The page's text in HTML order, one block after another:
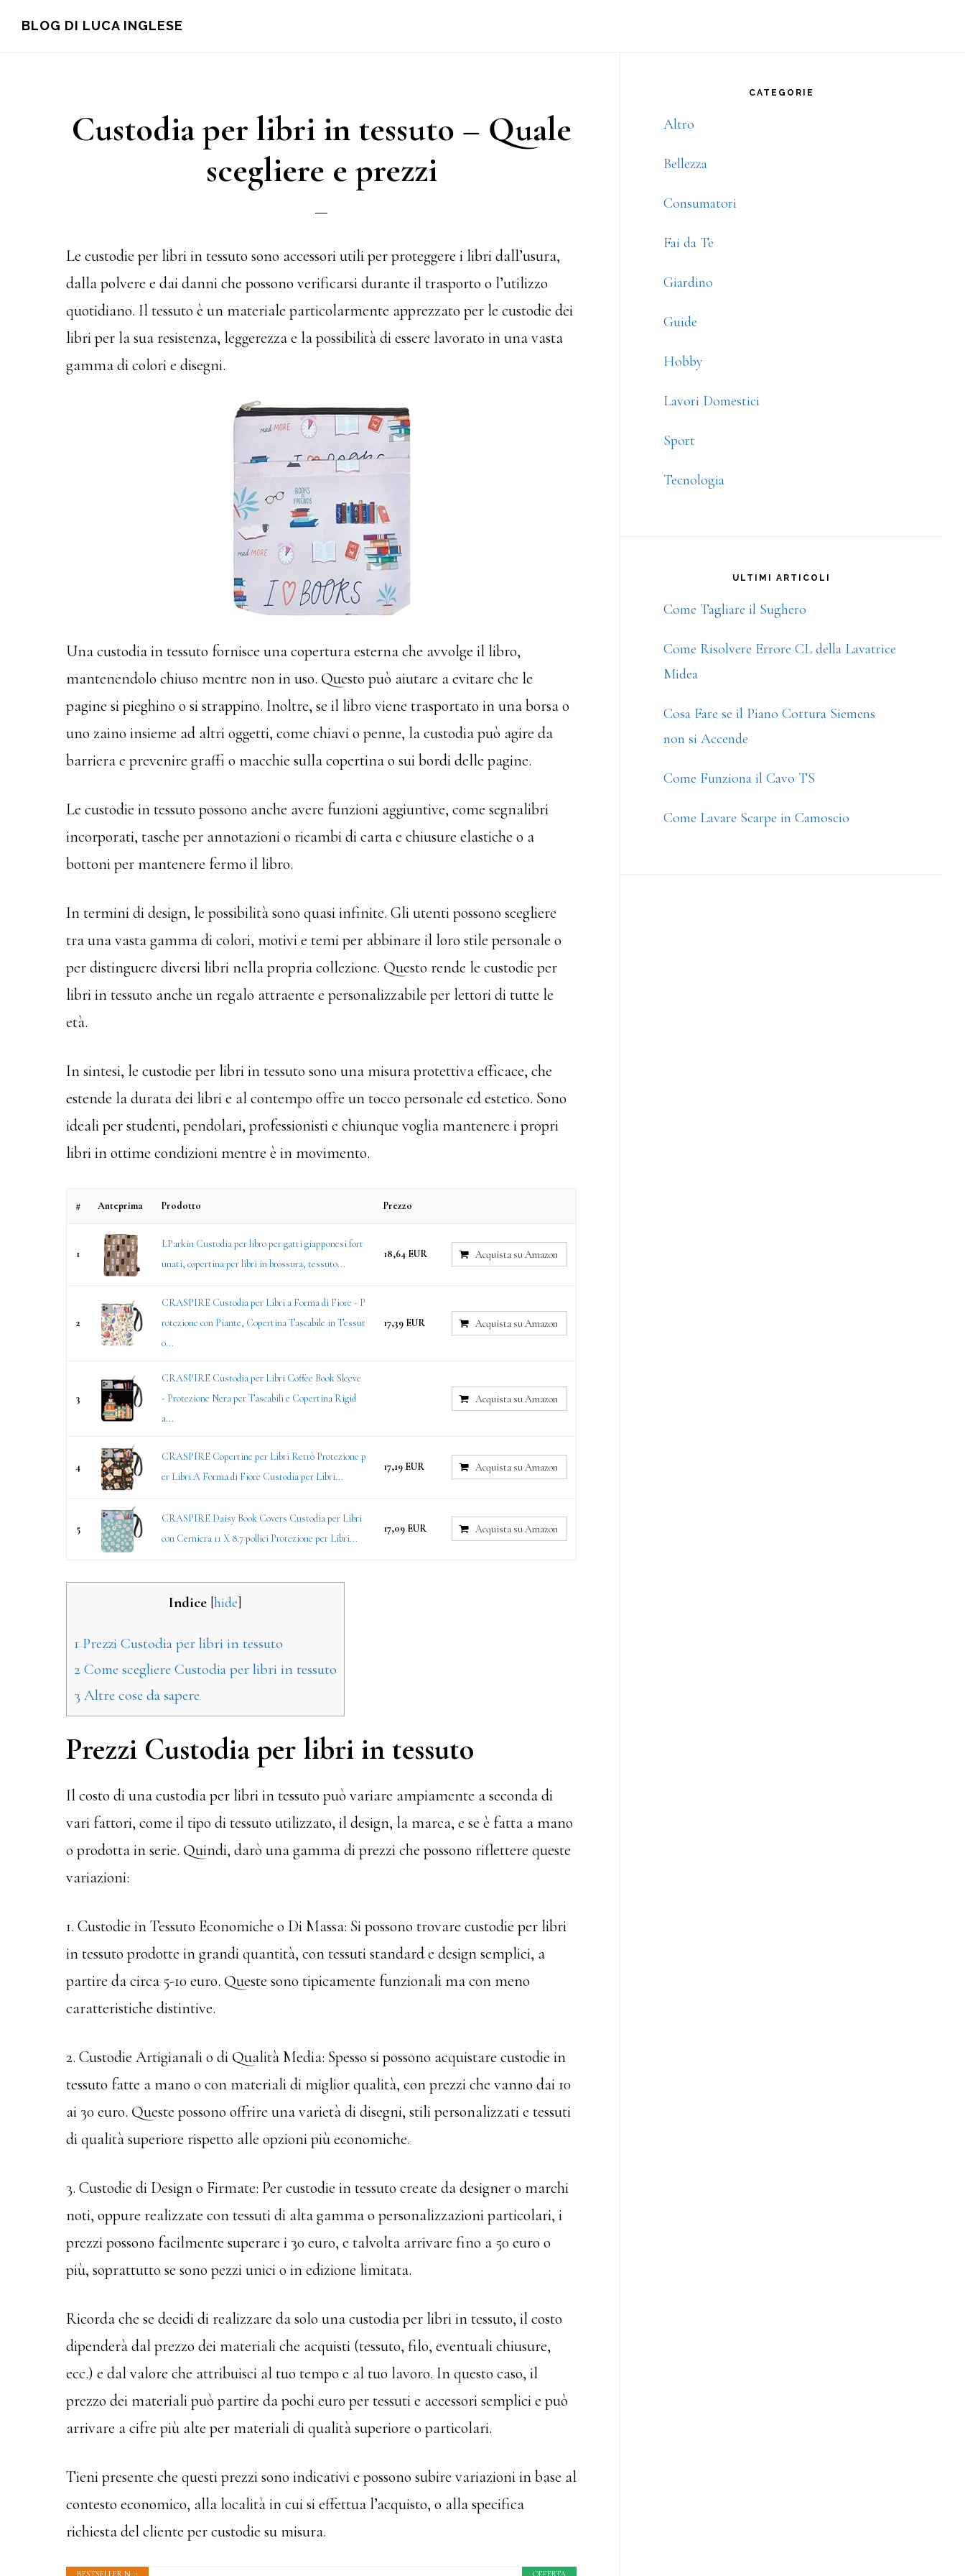
BLOG DI LUCA INGLESE
Custodia per libri in tessuto – Quale
scegliere e prezzi
Le custodie per libri in tessuto sono accessori utili per proteggere i libri dall’usura,
dalla polvere e dai danni che possono verificarsi durante il trasporto o l’utilizzo
quotidiano. Il tessuto è un materiale particolarmente apprezzato per le custodie dei
libri per la sua resistenza, leggerezza e la possibilità di essere lavorato in una vasta
gamma di colori e disegni.
Una custodia in tessuto fornisce una copertura esterna che avvolge il libro,
mantenendolo chiuso mentre non in uso. Questo può aiutare a evitare che le
pagine si pieghino o si strappino. Inoltre, se il libro viene trasportato in una borsa o
uno zaino insieme ad altri oggetti, come chiavi o penne, la custodia può agire da
barriera e prevenire graffi o macchie sulla copertina o sui bordi delle pagine.
Le custodie in tessuto possono anche avere funzioni aggiuntive, come segnalibri
incorporati, tasche per annotazioni o ricambi di carta e chiusure elastiche o a
bottoni per mantenere fermo il libro.
In termini di design, le possibilità sono quasi infinite. Gli utenti possono scegliere
tra una vasta gamma di colori, motivi e temi per abbinare il loro stile personale o
per distinguere diversi libri nella propria collezione. Questo rende le custodie per
libri in tessuto anche un regalo attraente e personalizzabile per lettori di tutte le
età.
In sintesi, le custodie per libri in tessuto sono una misura protettiva efficace, che
estende la durata dei libri e al contempo offre un tocco personale ed estetico. Sono
ideali per studenti, pendolari, professionisti e chiunque voglia mantenere i propri
libri in ottime condizioni mentre è in movimento.
# Anteprima Prodotto Prezzo
1
LParkin Custodia per libro per gatti giapponesi fort
unati, copertina per libri in brossura, tessuto...
18,64 EUR Acquista su Amazon
2
CRASPIRE Custodia per Libri a Forma di Fiore - P
rotezione con Piante, Copertina Tascabile in Tessut
o...
17,39 EUR Acquista su Amazon
3
CRASPIRE Custodia per Libri Coffee Book Sleeve
- Protezione Nera per Tascabili e Copertina Rigid
a...
Acquista su Amazon
4
CRASPIRE Copertine per Libri Retrò Protezione p
er Libri A Forma di Fiore Custodia per Libri...
17,19 EUR Acquista su Amazon
5
CRASPIRE Daisy Book Covers Custodia per Libri
con Cerniera 11 X 8.7 pollici Protezione per Libri...
17,09 EUR Acquista su Amazon
Indice hide
1 Prezzi Custodia per libri in tessuto
2 Come scegliere Custodia per libri in tessuto
3 Altre cose da sapere
Prezzi Custodia per libri in tessuto
Il costo di una custodia per libri in tessuto può variare ampiamente a seconda di
vari fattori, come il tipo di tessuto utilizzato, il design, la marca, e se è fatta a mano
o prodotta in serie. Quindi, darò una gamma di prezzi che possono riflettere queste
variazioni:
1. Custodie in Tessuto Economiche o Di Massa: Si possono trovare custodie per libri
in tessuto prodotte in grandi quantità, con tessuti standard e design semplici, a
partire da circa 5-10 euro. Queste sono tipicamente funzionali ma con meno
caratteristiche distintive.
2. Custodie Artigianali o di Qualità Media: Spesso si possono acquistare custodie in
tessuto fatte a mano o con materiali di miglior qualità, con prezzi che vanno dai 10
ai 30 euro. Queste possono offrire una varietà di disegni, stili personalizzati e tessuti
di qualità superiore rispetto alle opzioni più economiche.
3. Custodie di Design o Firmate: Per custodie in tessuto create da designer o marchi
noti, oppure realizzate con tessuti di alta gamma o personalizzazioni particolari, i
prezzi possono facilmente superare i 30 euro, e talvolta arrivare fino a 50 euro o
più, soprattutto se sono pezzi unici o in edizione limitata.
Ricorda che se decidi di realizzare da solo una custodia per libri in tessuto, il costo
dipenderà dal prezzo dei materiali che acquisti (tessuto, filo, eventuali chiusure,
ecc.) e dal valore che attribuisci al tuo tempo e al tuo lavoro. In questo caso, il
prezzo dei materiali può partire da pochi euro per tessuti e accessori semplici e può
arrivare a cifre più alte per materiali di qualità superiore o particolari.
Tieni presente che questi prezzi sono indicativi e possono subire variazioni in base al
contesto economico, alla località in cui si effettua l’acquisto, o alla specifica
richiesta del cliente per custodie su misura.
OFFERTA
BESTSELLER N. 1
CATEGORIE
Altro
Bellezza
Consumatori
Fai da Te
Giardino
Guide
Hobby
Lavori Domestici
Sport
Tecnologia
ULTIMI ARTICOLI
Come Tagliare il Sughero
Come Risolvere Errore CL della Lavatrice
Midea
Cosa Fare se il Piano Cottura Siemens
non si Accende
Come Funziona il Cavo TS
Come Lavare Scarpe in Camoscio